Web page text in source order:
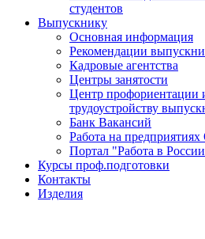
студентов
Выпускнику
Основная информация
Рекомендации
Кадровые агентства
Центры занятости
Центр профориентации
трудоустройству
Банк Вакансий
Работа на
Портал "Работа в
Курсы проф.подготовки
Контакты
Изделия